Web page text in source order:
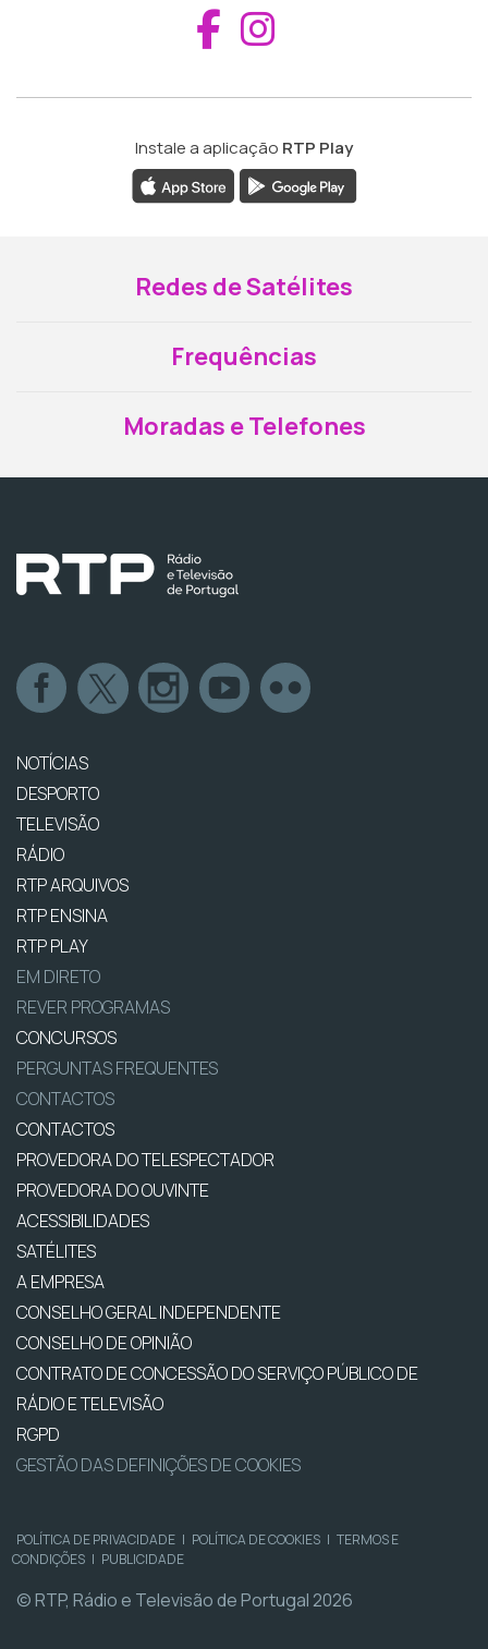
Aceder ao
Instale a aplicação RTP Play
Redes de Satélites
Frequências
Moradas e Telefones
NOTÍCIAS
DESPORTO
TELEVISÃO
RÁDIO
RTP ARQUIVOS
RTP ENSINA
RTP PLAY
EM DIRETO
REVER PROGRAMAS
CONCURSOS
PERGUNTAS FREQUENTES
CONTACTOS
CONTACTOS
PROVEDORA DO TELESPECTADOR
PROVEDORA DO OUVINTE
ACESSIBILIDADES
SATÉLITES
A EMPRESA
CONSELHO GERAL INDEPENDENTE
CONSELHO DE OPINIÃO
CONTRATO DE CONCESSÃO DO SERVIÇO PÚBLICO DE
RÁDIO E TELEVISÃO
RGPD
GESTÃO DAS DEFINIÇÕES DE COOKIES
POLÍTICA DE PRIVACIDADE | POLÍTICA DE COOKIES | TERMOS E
CONDIÇÕES | PUBLICIDADE
© RTP, Rádio e Televisão de Portugal 2026